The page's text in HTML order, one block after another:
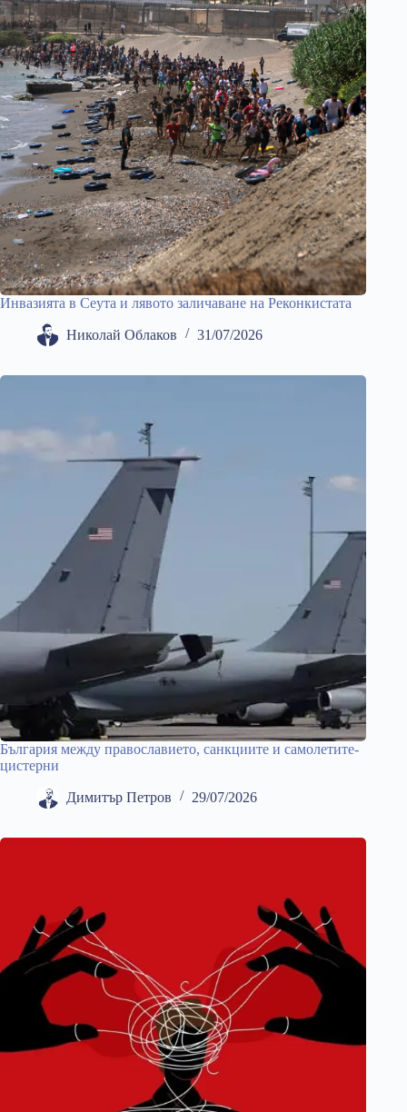
Инвазията в Сеута и лявото заличаване на Реконкистата
Николай Облаков 31/07/2026
България между православието, санкциите и самолетите-
цистерни
Димитър Петров 29/07/2026